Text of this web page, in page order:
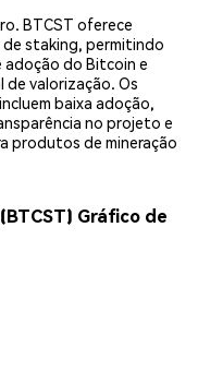
BTCST oferece
staking, permitindo
adoção do Bitcoin e
de valorização. Os
baixa adoção,
no projeto e
produtos de mineração
Gráfico de